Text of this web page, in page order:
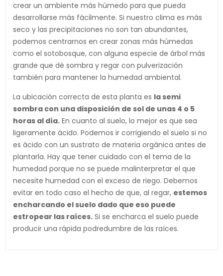
crear un ambiente más húmedo para que pueda
desarrollarse más fácilmente. Si nuestro clima es más
seco y las precipitaciones no son tan abundantes,
podemos centrarnos en crear zonas más húmedas
como el sotobosque, con alguna especie de árbol más
grande que dé sombra y regar con pulverización
también para mantener la humedad ambiental.
La ubicación correcta de esta planta es la semi
sombra con una disposición de sol de unas 4 o 5
horas al día. En cuanto al suelo, lo mejor es que sea
ligeramente ácido. Podemos ir corrigiendo el suelo si no
es ácido con un sustrato de materia orgánica antes de
plantarla. Hay que tener cuidado con el tema de la
humedad porque no se puede malinterpretar el que
necesite humedad con el exceso de riego. Debemos
evitar en todo caso el hecho de que, al regar, estemos
encharcando el suelo dado que eso puede
estropear las raíces. Si se encharca el suelo puede
producir una rápida podredumbre de las raíces.